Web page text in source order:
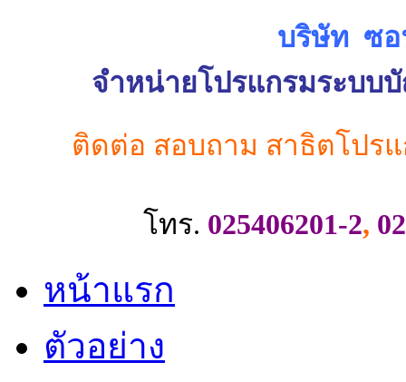
บริษัท ซ
จำหน่ายโปรแกรมระบ
ติดต่อ สอบถาม สาธิตโปร
โทร. 025406201-2,
หน้าแรก
ตัวอย่าง